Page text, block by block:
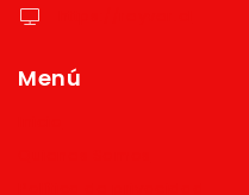
Menú